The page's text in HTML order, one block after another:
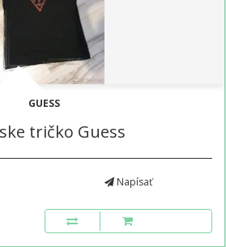
GUESS
tričko Guess
Napísať